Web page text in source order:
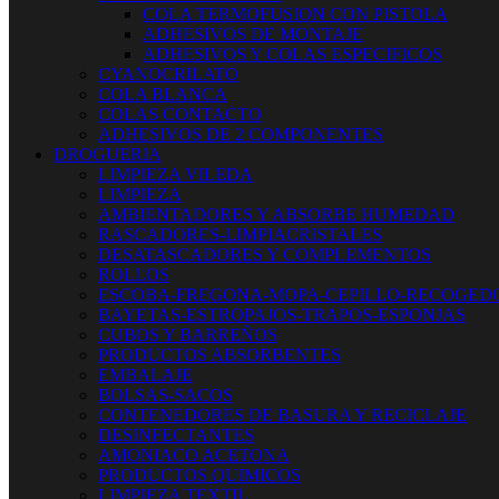
COLA TERMOFUSION CON PISTOLA
ADHESIVOS DE MONTAJE
ADHESIVOS Y COLAS ESPECIFICOS
CYANOCRILATO
COLA BLANCA
COLAS CONTACTO
ADHESIVOS DE 2 COMPONENTES
DROGUERIA
LIMPIEZA VILEDA
LIMPIEZA
AMBIENTADORES Y ABSORBE HUMEDAD
RASCADORES-LIMPIACRISTALES
DESATASCADORES Y COMPLEMENTOS
ROLLOS
ESCOBA-FREGONA-MOPA-CEPILLO-
BAYETAS-ESTROPAJOS-TRAPOS-ESPONJAS
CUBOS Y BARREÑOS
PRODUCTOS ABSORBENTES
EMBALAJE
BOLSAS-SACOS
CONTENEDORES DE BASURA Y RECICLAJE
DESINFECTANTES
AMONIACO ACETONA
PRODUCTOS QUIMICOS
LIMPIEZA TEXTIL